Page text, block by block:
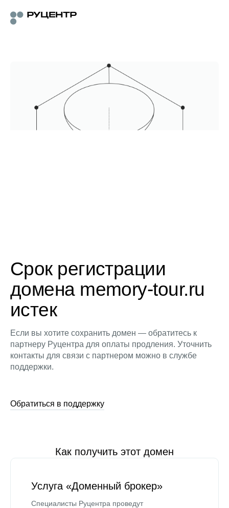
Срок регистрации
домена memory-tour.ru
истек
Если вы хотите сохранить домен — обратитесь к
партнеру Руцентра для оплаты продления. Уточнить
контакты для связи с партнером можно в службе
поддержки.
Обратиться в поддержку
Как получить этот домен
Услуга «Доменный брокер»
Специалисты Руцентра проведут